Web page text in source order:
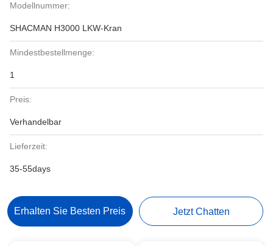
Modellnummer:
SHACMAN H3000 LKW-Kran
Mindestbestellmenge:
1
Preis:
Verhandelbar
Lieferzeit:
35-55days
Erhalten Sie Besten Preis Jetzt Chatten